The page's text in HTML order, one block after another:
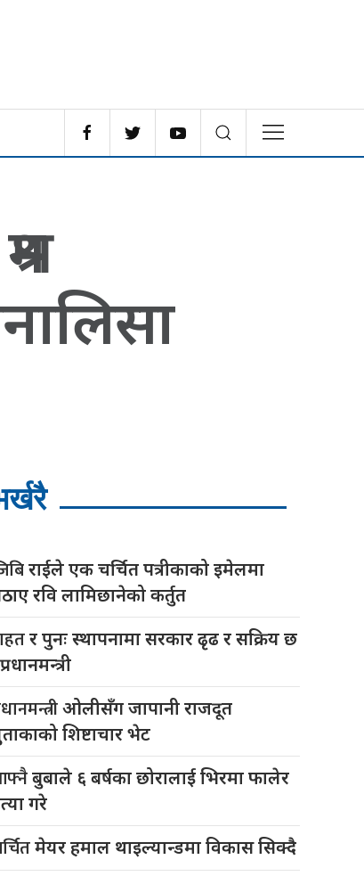
राईले एक चर्चित पत्रीकाको इमेलमा
रवि लामिछानेको कर्तुत
र पुनः स्थापनामा सरकार ढृढ र सक्रिय छ
ओलीसँग जापानी राजदूत
शिष्टाचार भेट
बुबाले ६ बर्षका छोरालाई भिरमा फालेर
गरे
मेयर हमाल थाइल्यान्डमा विकास सिक्दै